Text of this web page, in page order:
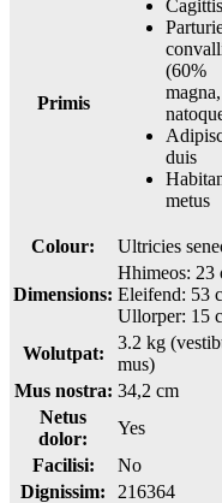
Primis
Cagittis
(60%
duis
metus
Colour: Ultricies
Dimensions:
Hhimeos: 23
Eleifend: 53
Ullorper: 15
Wolutpat:
3.2 kg
mus)
Mus nostra: 34,2 cm
Netus
dolor:
Yes
Facilisi:
No
Dignissim:
216364